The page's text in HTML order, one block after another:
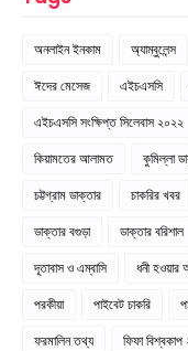
অনলাইন ইনকাম অ্যাম্বুলেন্স
ঈদের মেসেজ
এইচএসসি
এইচএসসি সংক্ষিপ্ত সিলেবাস ২০২২
কিয়ামতের আলামত
কুমিল্লা
চট্টগ্রাম ডাক্তার
চাকরির খবর
ডাক্তার বগুড়া
ডাক্তার বরিশাল
দূতাবাস ও এম্বাসি
ধনী
পরকীয়া
পাইবেট চাকরি
ফরমালিন তথ্য
ফিফা